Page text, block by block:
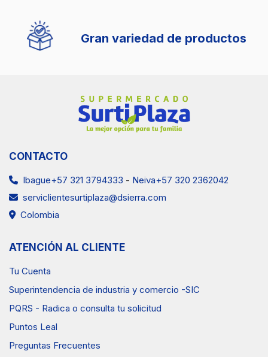
Gran variedad de productos
CONTACTO
Ibague+57 321 3794333 - Neiva+57 320 2362042
serviclientesurtiplaza@dsierra.com
Colombia
ATENCIÓN AL CLIENTE
Tu Cuenta
Superintendencia de industria y comercio -SIC
PQRS - Radica o consulta tu solicitud
Puntos Leal
Preguntas Frecuentes